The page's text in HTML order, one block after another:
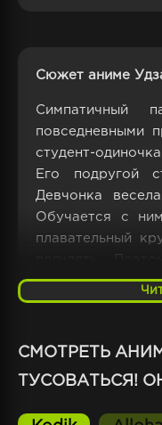
Сюжет аниме
Симпатичный
повседневными
студент-
Его подругой
Девчонка
Обучается с
плавательный
героя из
его жить
юнца, чтобы
общежитии.
СМОТРЕТЬ
ТУСОВАТЬСЯ!